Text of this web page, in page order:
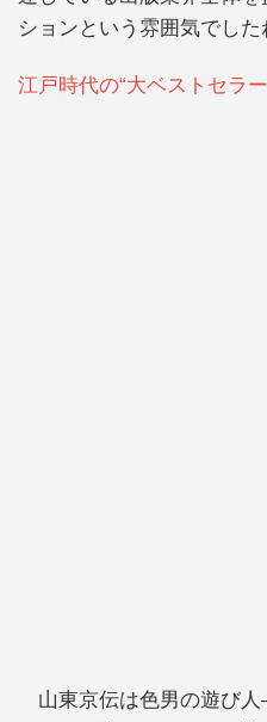
ションという雰囲気でした
江戸時代の“大ベストセラ
山東京伝は色男の遊び